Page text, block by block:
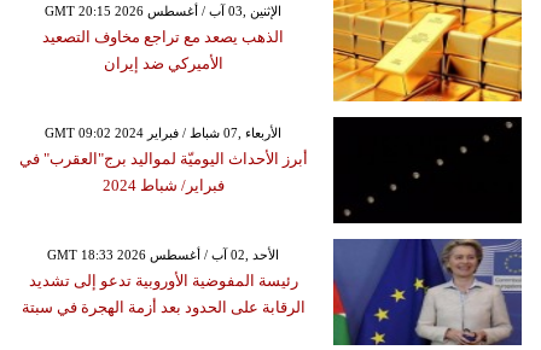
GMT 20:15 2026 الإثنين ,03 آب / أغسطس
الذهب يصعد مع تراجع مخاوف التصعيد
الأميركي ضد إيران
GMT 09:02 2024 الأربعاء ,07 شباط / فبراير
أبرز الأحداث اليوميّة لمواليد برج"العقرب" في
فبراير/ شباط 2024
GMT 18:33 2026 الأحد ,02 آب / أغسطس
رئيسة المفوضية الأوروبية تدعو إلى تشديد
الرقابة على الحدود بعد أزمة الهجرة في سبتة